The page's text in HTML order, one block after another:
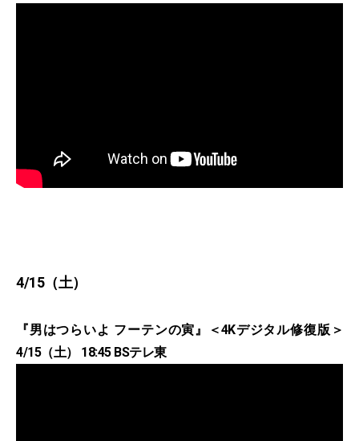
4/15（土）
『男はつらいよ フーテンの寅』＜4Kデジタル修復版＞
4/15（土） 18:45 BSテレ東